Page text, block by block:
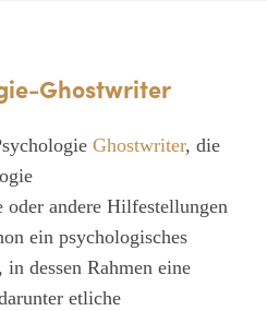
Ghostwriter
Ghostwriter, die
andere Hilfestellungen
ein psychologisches
in dessen Rahmen eine
etliche